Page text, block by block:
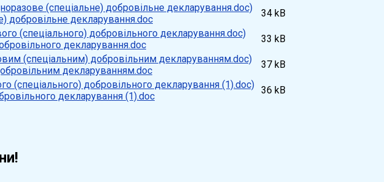
добровільне декларування.doc
34 kB
декларування.doc
33 kB
декларуванням.doc
37 kB
декларування (1).doc
36 kB